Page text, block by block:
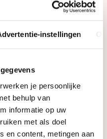
instellingen
je persoonlijke
behulp van
informatie op uw
met als doel
en content, metingen aan
weg van het
sprint uitmaakten wie